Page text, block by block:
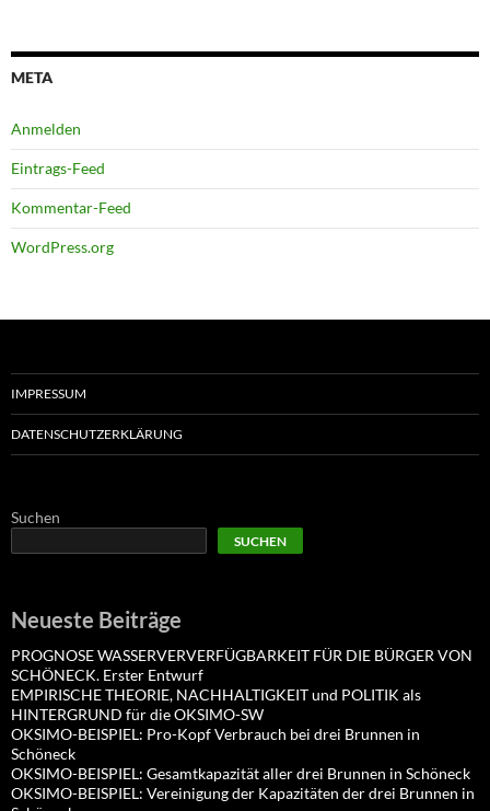
META
Anmelden
Eintrags-Feed
Kommentar-Feed
WordPress.org
IMPRESSUM
DATENSCHUTZERKLÄRUNG
Suchen
SUCHEN
Neueste Beiträge
PROGNOSE WASSERVERVERFÜGBARKEIT FÜR DIE BÜRGER VON
SCHÖNECK. Erster Entwurf
EMPIRISCHE THEORIE, NACHHALTIGKEIT und POLITIK als
HINTERGRUND für die OKSIMO-SW
OKSIMO-BEISPIEL: Pro-Kopf Verbrauch bei drei Brunnen in
Schöneck
OKSIMO-BEISPIEL: Gesamtkapazität aller drei Brunnen in Schöneck
OKSIMO-BEISPIEL: Vereinigung der Kapazitäten der drei Brunnen in